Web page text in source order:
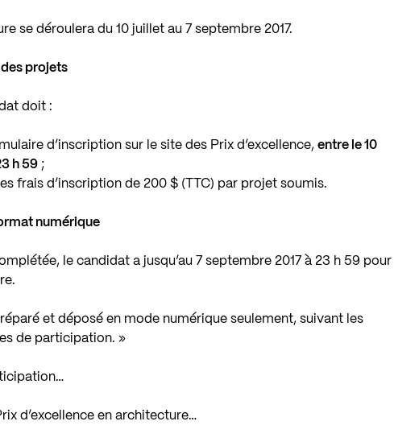
se déroulera du 10 juillet au 7 septembre 2017.
projets
doit :
d’inscription sur le site des Prix d’excellence,entre le 10
h 59 ;
frais d’inscription de 200 $ (TTC) par projet soumis.
numérique
le candidat a jusqu’au 7 septembre 2017 à 23 h 59 pour
et déposé en mode numérique seulement, suivant les
de participation. »
d’excellence en architecture…